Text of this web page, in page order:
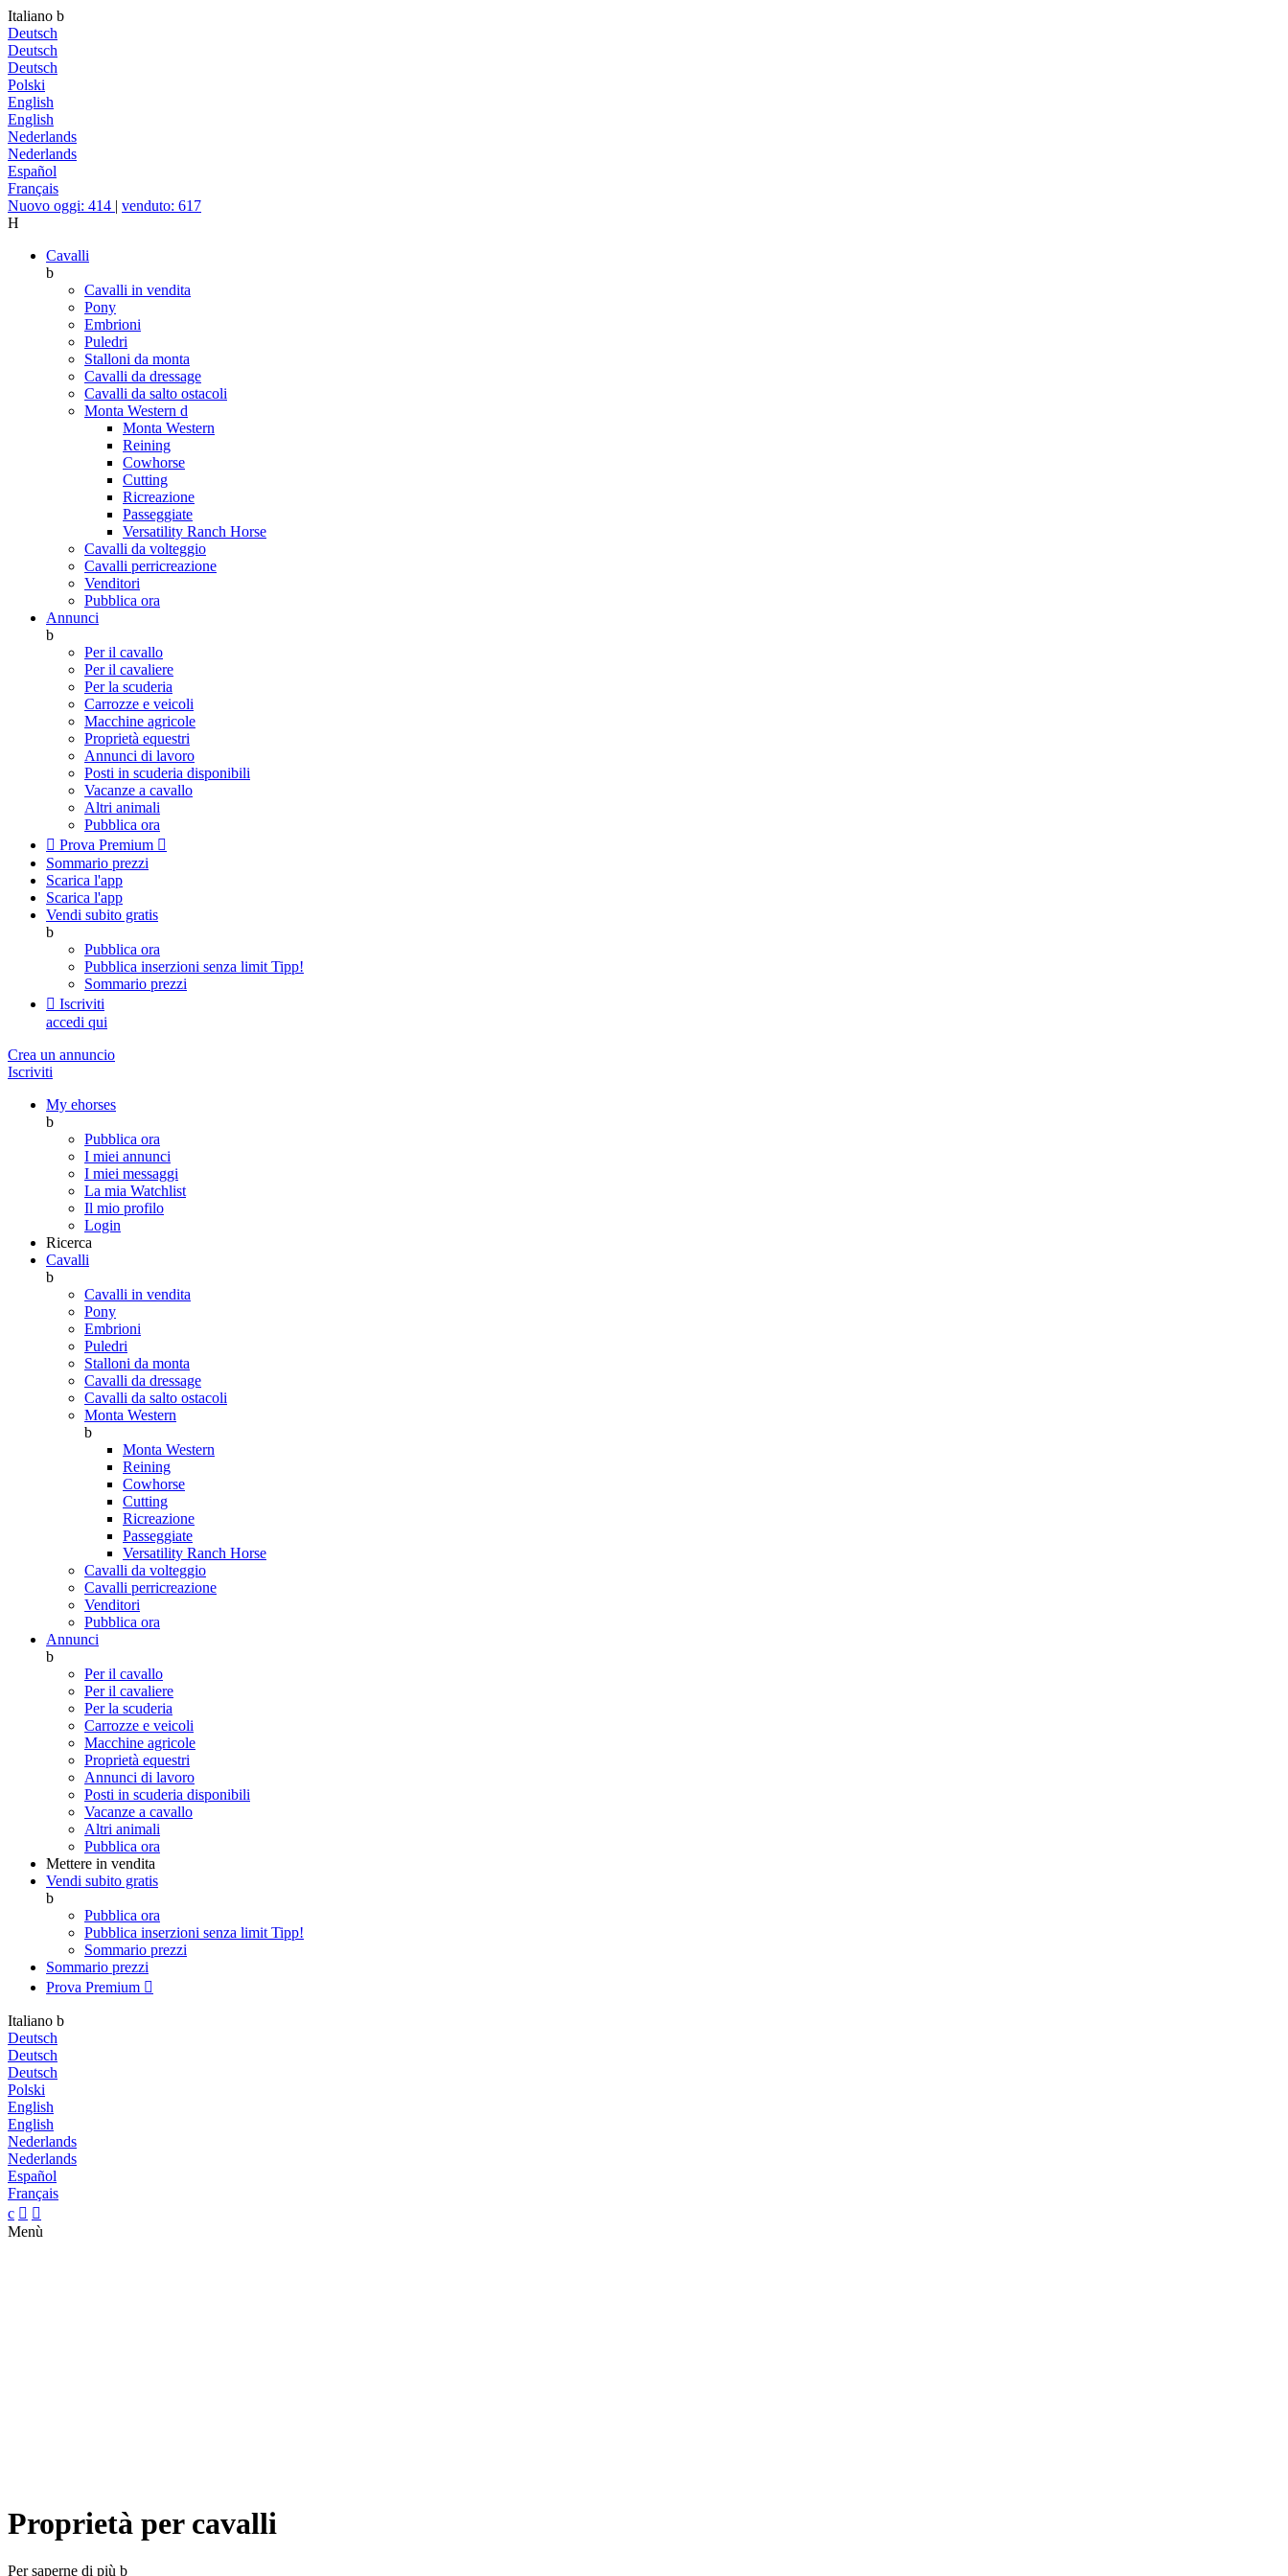
Italiano b
Deutsch
Deutsch
Deutsch
Polski
English
English
Nederlands
Nederlands
Español
Français
Nuovo oggi: 414 | venduto: 617
H
Cavalli
b
Cavalli in vendita
Pony
Embrioni
Puledri
Stalloni da monta
Cavalli da dressage
Cavalli da salto ostacoli
Monta Western d
Monta Western
Reining
Cowhorse
Cutting
Ricreazione
Passeggiate
Versatility Ranch Horse
Cavalli da volteggio
Cavalli perricreazione
Venditori
Pubblica ora
Annunci
b
Per il cavallo
Per il cavaliere
Per la scuderia
Carrozze e veicoli
Macchine agricole
Proprietà equestri
Annunci di lavoro
Posti in scuderia disponibili
Vacanze a cavallo
Altri animali
Pubblica ora
 Prova Premium 
Sommario prezzi
Scarica l'app
Scarica l'app
Vendi subito gratis
b
Pubblica ora
Pubblica inserzioni senza limit Tipp!
Sommario prezzi
 Iscriviti
accedi qui
Crea un annuncio
Iscriviti
My ehorses
b
Pubblica ora
I miei annunci
I miei messaggi
La mia Watchlist
Il mio profilo
Login
Ricerca
Cavalli
b
Cavalli in vendita
Pony
Embrioni
Puledri
Stalloni da monta
Cavalli da dressage
Cavalli da salto ostacoli
Monta Western
b
Monta Western
Reining
Cowhorse
Cutting
Ricreazione
Passeggiate
Versatility Ranch Horse
Cavalli da volteggio
Cavalli perricreazione
Venditori
Pubblica ora
Annunci
b
Per il cavallo
Per il cavaliere
Per la scuderia
Carrozze e veicoli
Macchine agricole
Proprietà equestri
Annunci di lavoro
Posti in scuderia disponibili
Vacanze a cavallo
Altri animali
Pubblica ora
Mettere in vendita
Vendi subito gratis
b
Pubblica ora
Pubblica inserzioni senza limit Tipp!
Sommario prezzi
Sommario prezzi
Prova Premium 
Italiano b
Deutsch
Deutsch
Deutsch
Polski
English
English
Nederlands
Nederlands
Español
Français
c  
Menù
Proprietà per cavalli
Per saperne di più b